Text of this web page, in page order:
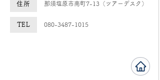
住所 那須塩原市南町7-13（ツアーデスク）
TEL 080-3487-1015